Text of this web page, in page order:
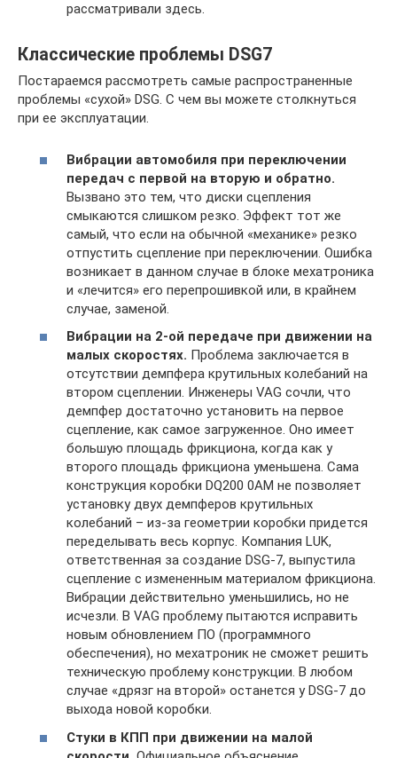
рассматривали здесь.
Классические проблемы DSG7
Постараемся рассмотреть самые распространенные
проблемы «сухой» DSG. С чем вы можете столкнуться
при ее эксплуатации.
Вибрации автомобиля при переключении
передач с первой на вторую и обратно.
Вызвано это тем, что диски сцепления
смыкаются слишком резко. Эффект тот же
самый, что если на обычной «механике» резко
отпустить сцепление при переключении. Ошибка
возникает в данном случае в блоке мехатроника
и «лечится» его перепрошивкой или, в крайнем
случае, заменой.
Вибрации на 2-ой передаче при движении на
малых скоростях. Проблема заключается в
отсутствии демпфера крутильных колебаний на
втором сцеплении. Инженеры VAG сочли, что
демпфер достаточно установить на первое
сцепление, как самое загруженное. Оно имеет
большую площадь фрикциона, когда как у
второго площадь фрикциона уменьшена. Сама
конструкция коробки DQ200 0AM не позволяет
установку двух демпферов крутильных
колебаний – из-за геометрии коробки придется
переделывать весь корпус. Компания LUK,
ответственная за создание DSG-7, выпустила
сцепление с измененным материалом фрикциона.
Вибрации действительно уменьшились, но не
исчезли. В VAG проблему пытаются исправить
новым обновлением ПО (программного
обеспечения), но мехатроник не сможет решить
техническую проблему конструкции. В любом
случае «дрязг на второй» останется у DSG-7 до
выхода новой коробки.
Стуки в КПП при движении на малой